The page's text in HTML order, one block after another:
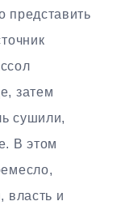
представить
затем
сушили,
В этом
власть и